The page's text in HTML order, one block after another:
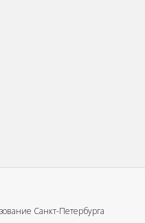
Санкт-Петербурга